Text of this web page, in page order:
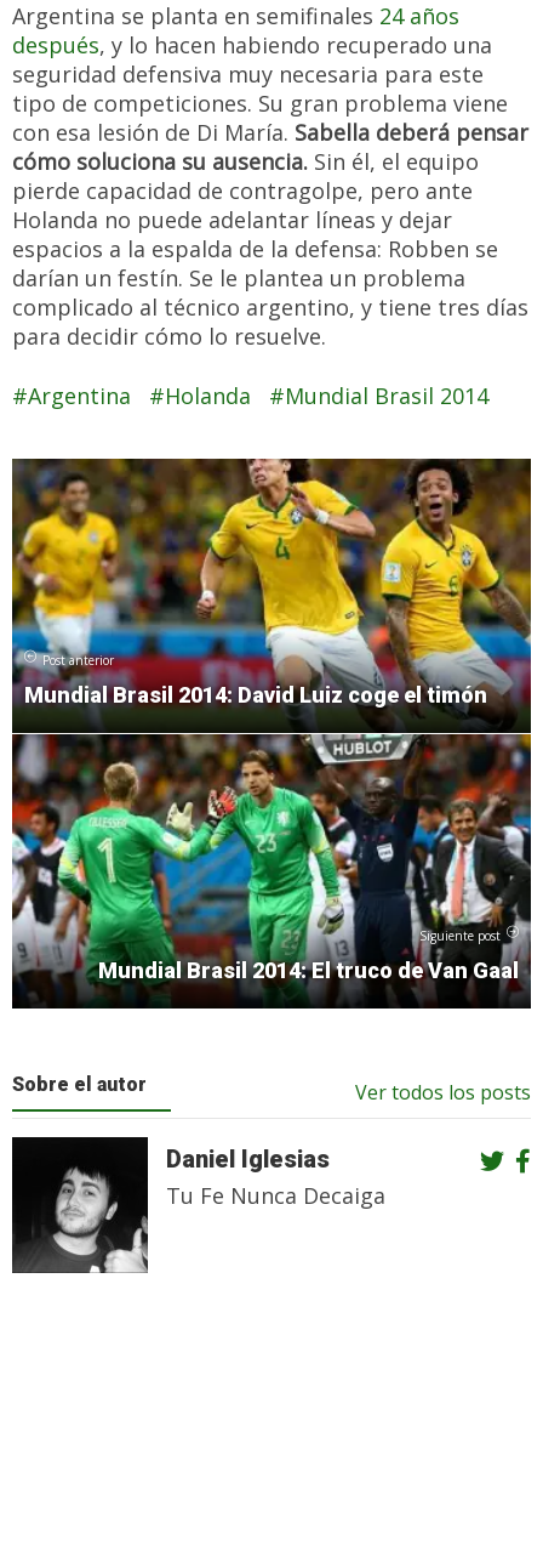
Argentina se planta en semifinales 24 años
después, y lo hacen habiendo recuperado una
seguridad defensiva muy necesaria para este
tipo de competiciones. Su gran problema viene
con esa lesión de Di María. Sabella deberá pensar
cómo soluciona su ausencia. Sin él, el equipo
pierde capacidad de contragolpe, pero ante
Holanda no puede adelantar líneas y dejar
espacios a la espalda de la defensa: Robben se
darían un festín. Se le plantea un problema
complicado al técnico argentino, y tiene tres días
para decidir cómo lo resuelve.
Argentina Holanda Mundial Brasil 2014
Post anterior
Mundial Brasil 2014: David Luiz coge el timón
Siguiente post
Mundial Brasil 2014: El truco de Van Gaal
Sobre el autor Ver todos los posts
Daniel Iglesias
Tu Fe Nunca Decaiga